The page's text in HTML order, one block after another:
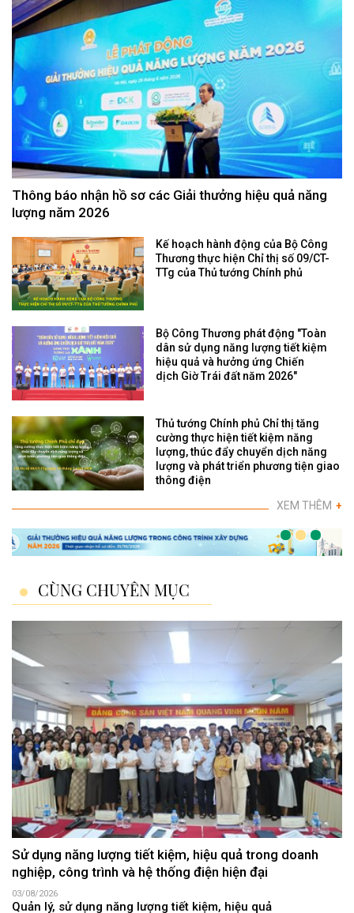
Thông báo nhận hồ sơ các Giải thưởng hiệu quả năng
lượng năm 2026
Kế hoạch hành động của Bộ Công
Thương thực hiện Chỉ thị số 09/CT-
TTg của Thủ tướng Chính phủ
Bộ Công Thương phát động "Toàn
dân sử dụng năng lượng tiết kiệm
hiệu quả và hưởng ứng Chiến
dịch Giờ Trái đất năm 2026"
Thủ tướng Chính phủ Chỉ thị tăng
cường thực hiện tiết kiệm năng
lượng, thúc đẩy chuyển dịch năng
lượng và phát triển phương tiện giao
thông điện
XEM THÊM +
CÙNG CHUYÊN MỤC
Sử dụng năng lượng tiết kiệm, hiệu quả trong doanh
nghiệp, công trình và hệ thống điện hiện đại
03/08/2026
Quản lý, sử dụng năng lượng tiết kiệm, hiệu quả